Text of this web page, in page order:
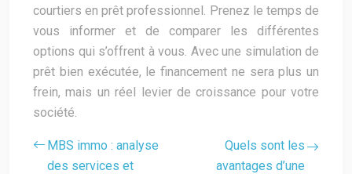
courtiers en prêt professionnel. Prenez le temps de
vous informer et de comparer les différentes
options qui s’offrent à vous. Avec une simulation de
prêt bien exécutée, le financement ne sera plus un
frein, mais un réel levier de croissance pour votre
société.
MBS immo : analyse
des services et
Quels sont les
avantages d’une